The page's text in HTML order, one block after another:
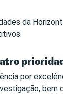
da
por
bem